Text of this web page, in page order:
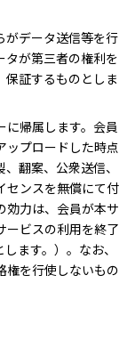
がデータ送信等を行
タが第三者の権利を
保証するものとしま
に帰属します。会員
ップロードした時点
翻案、公衆送信、
センスを無償にて付
効力は、会員が本サ
ービスの利用を終了
ます。）。なお、
権を行使しないもの